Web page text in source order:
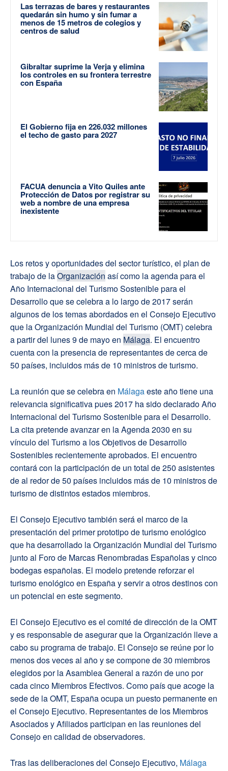
Las terrazas de bares y restaurantes
quedarán sin humo y sin fumar a
menos de 15 metros de colegios y
centros de salud
Gibraltar suprime la Verja y elimina
los controles en su frontera terrestre
con España
El Gobierno fija en 226.032 millones
el techo de gasto para 2027
FACUA denuncia a Vito Quiles ante
Protección de Datos por registrar su
web a nombre de una empresa
inexistente
Los retos y oportunidades del sector turístico, el plan de
trabajo de laOrganización así como la agenda para el
Año Internacional del Turismo Sostenible para el
Desarrollo que se celebra a lo largo de 2017 serán
algunos de los temas abordados en el Consejo Ejecutivo
que la Organización Mundial del Turismo (OMT) celebra
a partir del lunes 9 de mayo en Málaga. El encuentro
cuenta con la presencia de representantes de cerca de
50 países, incluidos más de 10 ministros de turismo.
La reunión que se celebra en Málagaeste año tiene una
relevancia significativa pues 2017 ha sido declarado Año
Internacional del Turismo Sostenible para el Desarrollo.
La cita pretende avanzar en la Agenda 2030 en su
vínculo del Turismo a los Objetivos de Desarrollo
Sostenibles recientemente aprobados. El encuentro
contará con la participación de un total de 250 asistentes
de al redor de 50 países incluidos más de 10 ministros de
turismo de distintos estados miembros.
El Consejo Ejecutivo también será el marco de la
presentación del primer prototipo de turismo enológico
que ha desarrollado la Organización Mundial del Turismo
junto al Foro de Marcas Renombradas Españolas y cinco
bodegas españolas. El modelo pretende reforzar el
turismo enológico en España y servir a otros destinos con
un potencial en este segmento.
El Consejo Ejecutivo es el comité de dirección de la OMT
y es responsable de asegurar que la Organización lleve a
cabo su programa de trabajo. El Consejo se reúne por lo
menos dos veces al año y se compone de 30 miembros
elegidos por la Asamblea General a razón de uno por
cada cinco Miembros Efectivos. Como país que acoge la
sede de la OMT, España ocupa un puesto permanente en
el Consejo Ejecutivo. Representantes de los Miembros
Asociados y Afiliados participan en las reuniones del
Consejo en calidad de observadores.
Tras las deliberaciones del Consejo Ejecutivo, Málaga